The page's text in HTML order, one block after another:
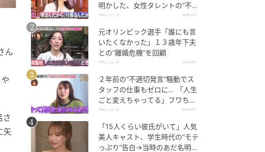
ん
さ
矢
明かした、女性タレントの“不思
議な生活”
TRILL ニュース 2026.8.6
元オリンピック選手「誰にも言
いたくなかった」１３歳年下夫
との“離婚危機”を回顧
TRILL ニュース 2026.8.5
２年前の“不適切発言”騒動でス
タッフの仕事もゼロに… 「人生
ごと変えちゃってる」フワちゃ
んが語る新たな決意とは
TRILL ニュース 2026.8.3
「15人くらい彼氏がいて」人気
美人キャスト、学生時代の“モテ
っぷり”告白→当時のあだ名明か